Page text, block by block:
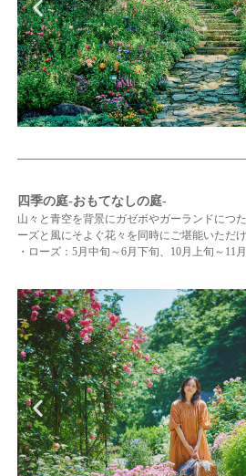
四季の庭-おもてなしの庭-
山々と青空を背景にガゼボやガーランドにつ
ーズと風にそよぐ花々を同時にご堪能いただ
・ローズ：5月中旬～6月下旬、10月上旬～11